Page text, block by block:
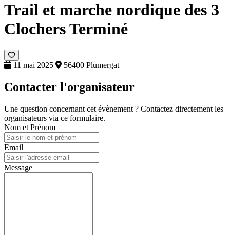
Trail et marche nordique des 3
ClochersTerminé
11 mai 2025 56400 Plumergat
Contacter l'organisateur
Une question concernant cet évènement ? Contactez directement les
organisateurs via ce formulaire.
Nom et Prénom
Email
Message